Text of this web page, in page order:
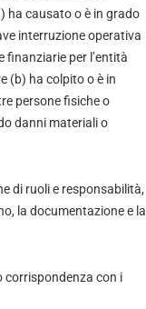
ha causato o è in grado
interruzione operativa
finanziarie per l’entità
(b) ha colpito o è in
persone fisiche o
danni materiali o
di ruoli e responsabilità,
la documentazione e la
corrispondenza con i